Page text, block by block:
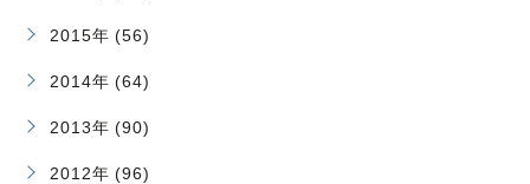
2015年 (56)
2014年 (64)
2013年 (90)
2012年 (96)